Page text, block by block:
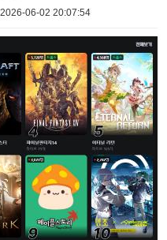
2026-06-02 20:07:54